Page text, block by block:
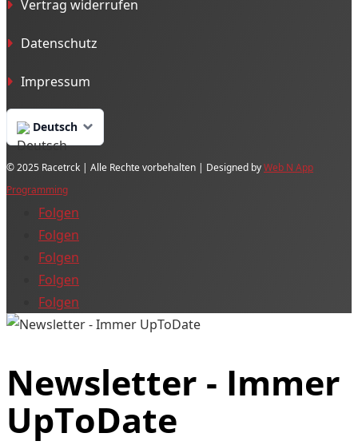
Vertrag widerrufen
Datenschutz
Impressum
Deutsch
© 2025 Racetrck | Alle Rechte vorbehalten | Designed byWeb N App
Programming
Folgen
Folgen
Folgen
Folgen
Folgen
Newsletter - Immer
UpToDate